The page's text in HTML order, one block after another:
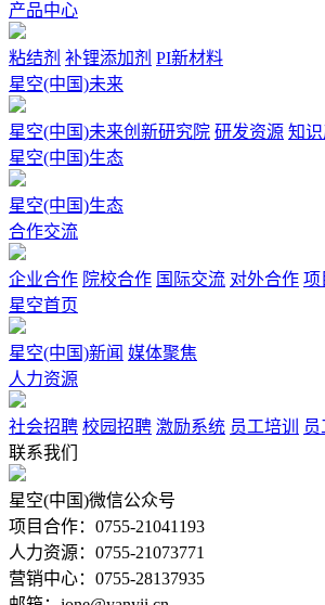
产品中心
粘结剂 补锂添加剂 PI新材料
星空(中国)未来
星空(中国)未来创新研究院 研发资源 知
星空(中国)生态
星空(中国)生态
合作交流
企业合作 院校合作 国际交流 对外合作 项
星空首页
星空(中国)新闻 媒体聚焦
人力资源
社会招聘 校园招聘 激励系统 员工培训
联系我们
星空(中国)微信公众号
项目合作：0755-21041193
人力资源：0755-21073771
营销中心：0755-28137935